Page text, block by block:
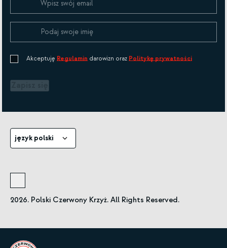
Akceptuję Regulamin darowizn oraz Politykę prywatności
język polski
2026. Polski Czerwony Krzyż. All Rights Reserved.